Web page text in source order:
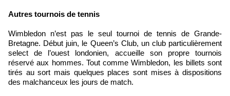
Autres tournois de tennis
Wimbledon n’est pas le seul tournoi de tennis de Grande-
Bretagne. Début juin, le Queen’s Club, un club particulièrement
select de l’ouest londonien, accueille son propre tournois
réservé aux hommes. Tout comme Wimbledon, les billets sont
tirés au sort mais quelques places sont mises à dispositions
des malchanceux les jours de match.